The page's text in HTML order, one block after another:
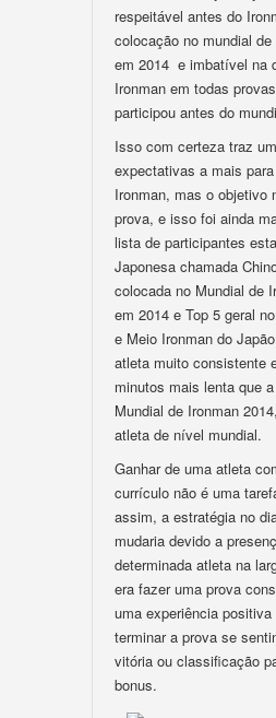
respeitável antes do
colocação no mundial
em 2014 e imbatível na
Ironman em todas
participou antes do
Isso com certeza traz
expectativas a mais
Ironman, mas o objetivo
prova, e isso foi ainda
lista de participantes
Japonesa chamada
colocada no Mundial de
em 2014 e Top 5 geral
e Meio Ironman do
atleta muito consistente
minutos mais lenta que
Mundial de Ironman
atleta de nível mundial.
Ganhar de uma atleta
currículo não é uma
assim, a estratégia no
mudaria devido a
determinada atleta na
era fazer uma prova
uma experiência
terminar a prova se
vitória ou classificação
bonus.